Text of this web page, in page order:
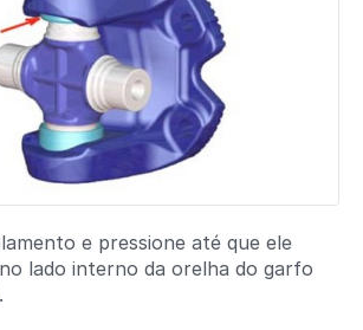
e pressione até que ele
lado interno da orelha do garfo